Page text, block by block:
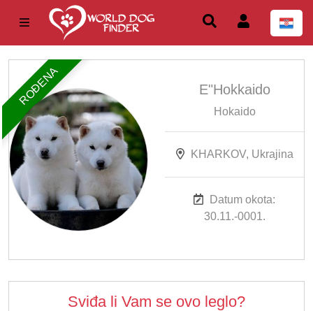
ROĐENA E"Hokkaido
Hokaido
KHARKOV, Ukrajina
Datum okota:
30.11.-0001.
Sviđa li Vam se ovo leglo?